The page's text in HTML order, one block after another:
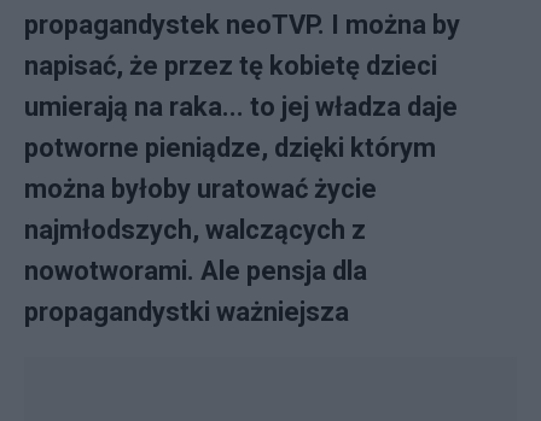
propagandystek neoTVP. I można by
napisać, że przez tę kobietę dzieci
umierają na raka... to jej władza daje
potworne pieniądze, dzięki którym
można byłoby uratować życie
najmłodszych, walczących z
nowotworami. Ale pensja dla
propagandystki ważniejsza